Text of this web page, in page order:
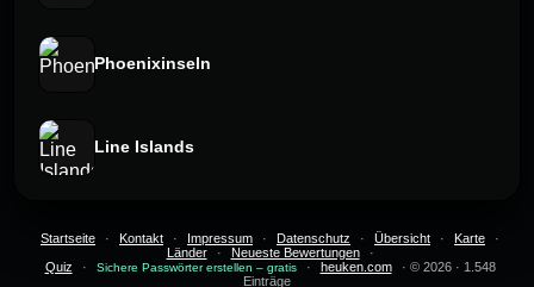
Phoenixinseln
Line Islands
Startseite · Kontakt · Impressum · Datenschutz · Übersicht · Karte
·
Länder
· Neueste Bewertungen
·
Quiz
· Sichere Passwörter erstellen – gratis · heuken.com
· © 2026 · 1.548
Einträge